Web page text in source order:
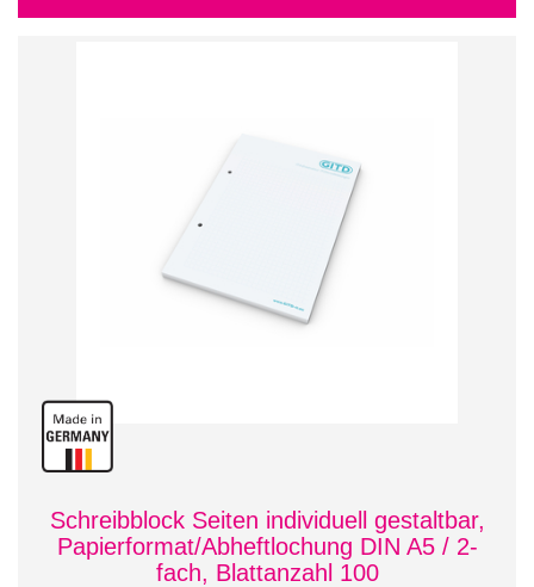
Schreibblock Seiten individuell gestaltbar,
Papierformat/Abheftlochung DIN A5 / 2-
fach, Blattanzahl 100